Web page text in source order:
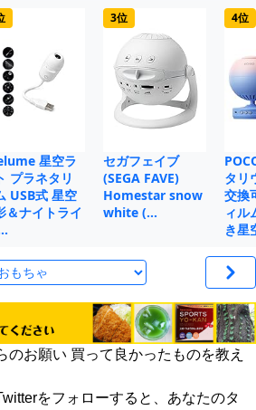
星空ラ
プラネタリ
USB式 星空
＆ナイトライ
3位
セガフェイブ
(SEGA FAVE)
Homestar snow
white (…
4位
タリ
交換
ィル
き星
のお願い 買って良かったものを教え
をフォローすると、あなたのタ